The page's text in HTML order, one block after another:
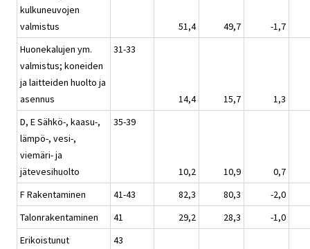
kulkuneuvojen
valmistus
51,4 49,7
-1,7
Huonekalujen ym.
valmistus; koneiden
ja laitteiden huolto ja
asennus
31-33
14,4 15,7
1,3
D, E Sähkö-, kaasu-,
lämpö-, vesi-,
viemäri- ja
jätevesihuolto
35-39
10,2 10,9
0,7
F Rakentaminen
41-43 82,3 80,3
-2,0
Talonrakentaminen
41 29,2 28,3
-1,0
Erikoistunut
43